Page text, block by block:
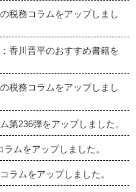
税務コラムをアップしまし
香川晋平のおすすめ書籍を
税務コラムをアップしまし
236弾をアップしました。
ムをアップしました。
ラムをアップしました。